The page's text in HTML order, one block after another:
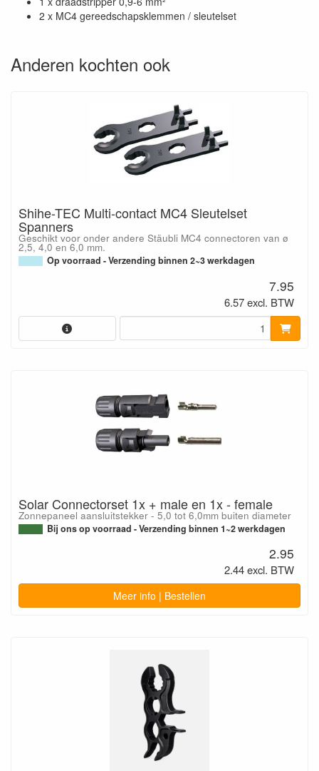
2 x MC4 gereedschapsklemmen / sleutelset
Anderen kochten ook
Shihe-TEC Multi-contact MC4 Sleutelset
Spanners
Geschikt voor onder andere Stäubli MC4 connectoren van ø
2,5, 4,0 en 6,0 mm.
Op voorraad - Verzending binnen 2~3 werkdagen
7.95
6.57 excl. BTW
Solar Connectorset 1x + male en 1x - female
Zonnepaneel aansluitstekker - 5,0 tot 6,0mm buiten diameter
Bij ons op voorraad - Verzending binnen 1~2 werkdagen
2.95
2.44 excl. BTW
Meer info | Bestellen